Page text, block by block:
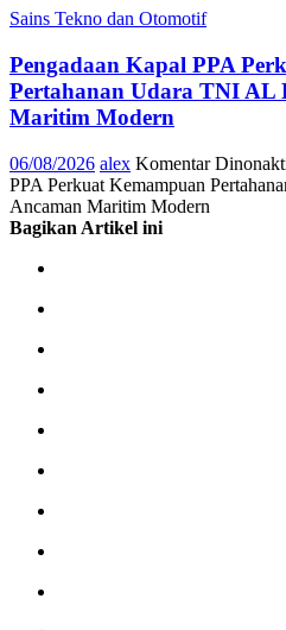
Sains Tekno dan Otomotif
Pengadaan Kapal PPA
Pertahanan Udara TNI AL
Maritim Modern
06/08/2026 alex Komentar
PPA Perkuat Kemampuan
Ancaman Maritim Modern
Bagikan Artikel ini